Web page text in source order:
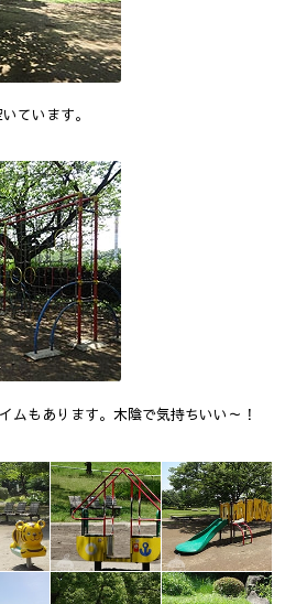
ています。
ムもあります。木陰で気持ちいい～！